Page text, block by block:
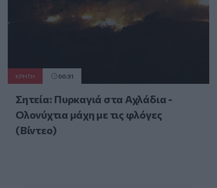
ΚΡΗΤΗ 00:31
Σητεία: Πυρκαγιά στα Αχλάδια -
Ολονύχτια μάχη με τις φλόγες
(Βίντεο)